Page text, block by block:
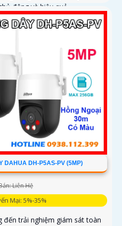
động và hiệu quả
DAHUA DH-P5AS-PV (5MP)
Liên Hệ
Mại: 5%-35%
đến trải nghiệm giám sát toàn